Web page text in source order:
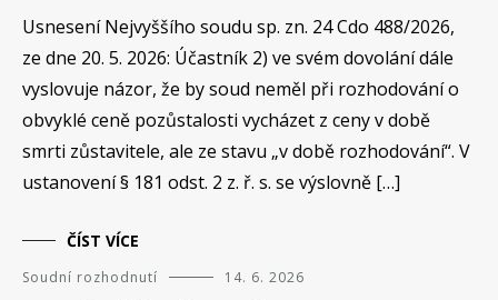
Usnesení Nejvyššího soudu sp. zn. 24 Cdo 488/2026,
ze dne 20. 5. 2026: Účastník 2) ve svém dovolání dále
vyslovuje názor, že by soud neměl při rozhodování o
obvyklé ceně pozůstalosti vycházet z ceny v době
smrti zůstavitele, ale ze stavu „v době rozhodování“. V
ustanovení § 181 odst. 2 z. ř. s. se výslovně […]
ČÍST VÍCE
Soudní rozhodnutí 14. 6. 2026